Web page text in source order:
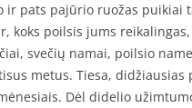
ir pats pajūrio ruožas puikiai
koks poilsis jums
svečių namai, poilsio
metus. Tiesa, didžiausias
Dėl didelio